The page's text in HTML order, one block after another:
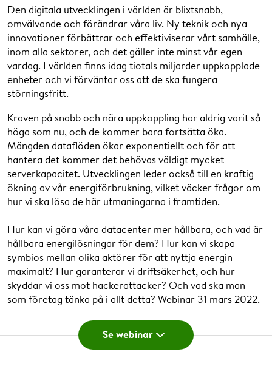
Hur laddar vi för framtiden?Vill ditt företag kunna
erbjuda elbilsladdning till boende och anställda? Funderar
du och dina kollegor på hur ni ska gå till väga och vad in
ska tänka på?Webinar 4 februari 2021.
Hur klimatsmart är en satsning på elektrifiering -
egentligen?
och är det en självklarhet att vi ska elektrifiera samhället?
Webinar 21 oktober 2020.
Hur skapar vi hållbarhet genom samarbete?Hur kan vi
tillsammans hjälpas åt med att göra Göteborg till en mer
hållbar stad? Webinar 14 oktober 2020.
Hur gör Platzer för att energieffektivisera och vilken
påverkan har ursprungsmärkt el egentligen på klimatet?
Webinar 7 oktober 2020.
09.35 Panelsamtal: Kriget och energikrisen –
vad kan vi göra?
10.00 Avslut
Talare
Samuel Ciszuk
Medgrundare och energimarknadsanalytiker, ELS
Analysis
Lisa Göransson
Docent Energiteknik Chalmers
Program
0.00 Eric Zinn hälsar välkommen
0.51Introfilm
5.08 Therese Caesar:Tjäna på att vara flexibel i
Göteborgs elnät
18.35 Johanna Andreasson: Flexa mot Sveriges elnät
23.22 Christian von der Lancken:Direkt Chark och
elflexibilitet
31.38Panelsamtal "Med flexibilitet skapar vi balans"
tillsammans med David Steen
Talare
Therese Caesar
Ansvarig Flexibilitetsmarknad, Göteborg Energi
Nät.
Den digitala utvecklingen i världen är blixtsnabb,
omvälvande och förändrar våra liv. Ny teknik och nya
innovationer förbättrar och effektiviserar vårt samhälle,
inom alla sektorer, och det gäller inte minst vår egen
vardag. I världen finns idag tiotals miljarder uppkopplade
enheter och vi förväntar oss att de ska fungera
störningsfritt.
Kraven på snabb och nära uppkoppling har aldrig varit så
höga som nu, och de kommer bara fortsätta öka.
Mängden dataflöden ökar exponentiellt och för att
hantera det kommer det behövas väldigt mycket
serverkapacitet. Utvecklingen leder också till en kraftig
ökning av vår energiförbrukning, vilket väcker frågor om
hur vi ska lösa de här utmaningarna i framtiden.
Hur kan vi göra våra datacenter mer hållbara, och vad är
hållbara energilösningar för dem? Hur kan vi skapa
symbios mellan olika aktörer för att nyttja energin
maximalt? Hur garanterar vi driftsäkerhet, och hur
skyddar vi oss mot hackerattacker? Och vad ska man
som företag tänka på i allt detta? Webinar 31 mars 2022.
Se webinar